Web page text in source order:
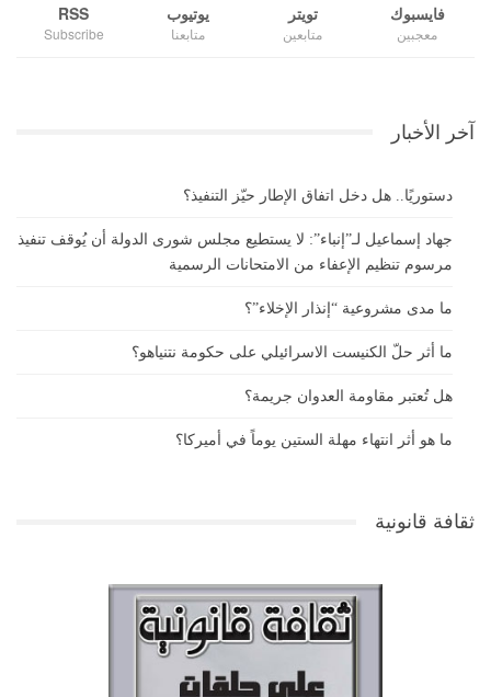
فايسبوك
معجبين
تويتر
متابعين
يوتيوب
متابعنا
RSS
Subscribe
آخر الأخبار
دستوريًا.. هل دخل اتفاق الإطار حيّز التنفيذ؟
جهاد إسماعيل لـ”إنباء”: لا يستطيع مجلس شورى الدولة أن يُوقف تنفيذ
مرسوم تنظيم الإعفاء من الامتحانات الرسمية
ما مدى مشروعية “إنذار الإخلاء”؟
ما أثر حلّ الكنيست الاسرائيلي على حكومة نتنياهو؟
هل تُعتبر مقاومة العدوان جريمة؟
ما هو أثر انتهاء مهلة الستين يوماً في أميركا؟
ثقافة قانونية